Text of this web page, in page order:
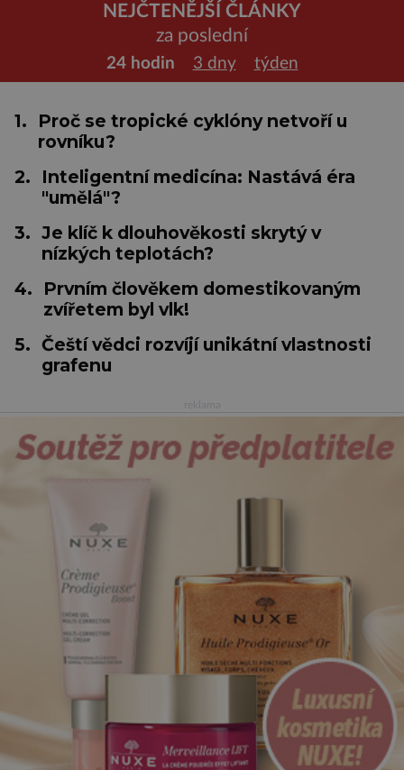
NEJČTENĚJŠÍ ČLÁNKY
za poslední
24 hodin 3 dny týden
1.
Proč se tropické cyklóny netvoří u
rovníku?
2.
Inteligentní medicína: Nastává éra
"umělá"?
3. Je klíč k dlouhověkosti skrytý v
nízkých teplotách?
4.
Prvním člověkem domestikovaným
zvířetem byl vlk!
5. Čeští vědci rozvíjí unikátní vlastnosti
grafenu